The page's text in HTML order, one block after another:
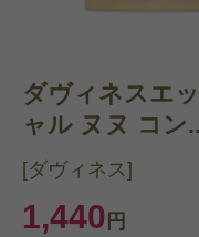
ダヴィネスエ
ャル ヌヌ コン
[ダヴィネス]
1,440 円